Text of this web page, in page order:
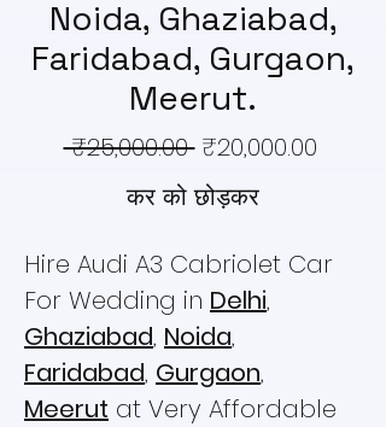
Noida, Ghaziabad,
Faridabad, Gurgaon,
Meerut.
₹25,000.00 नियमित
मूल्य
₹20,000.00बिक्री
कर को छोड़कर
Hire Audi A3 Cabriolet Car
For Wedding in Delhi,
Ghaziabad, Noida,
Faridabad, Gurgaon,
Meerut at Very Affordable